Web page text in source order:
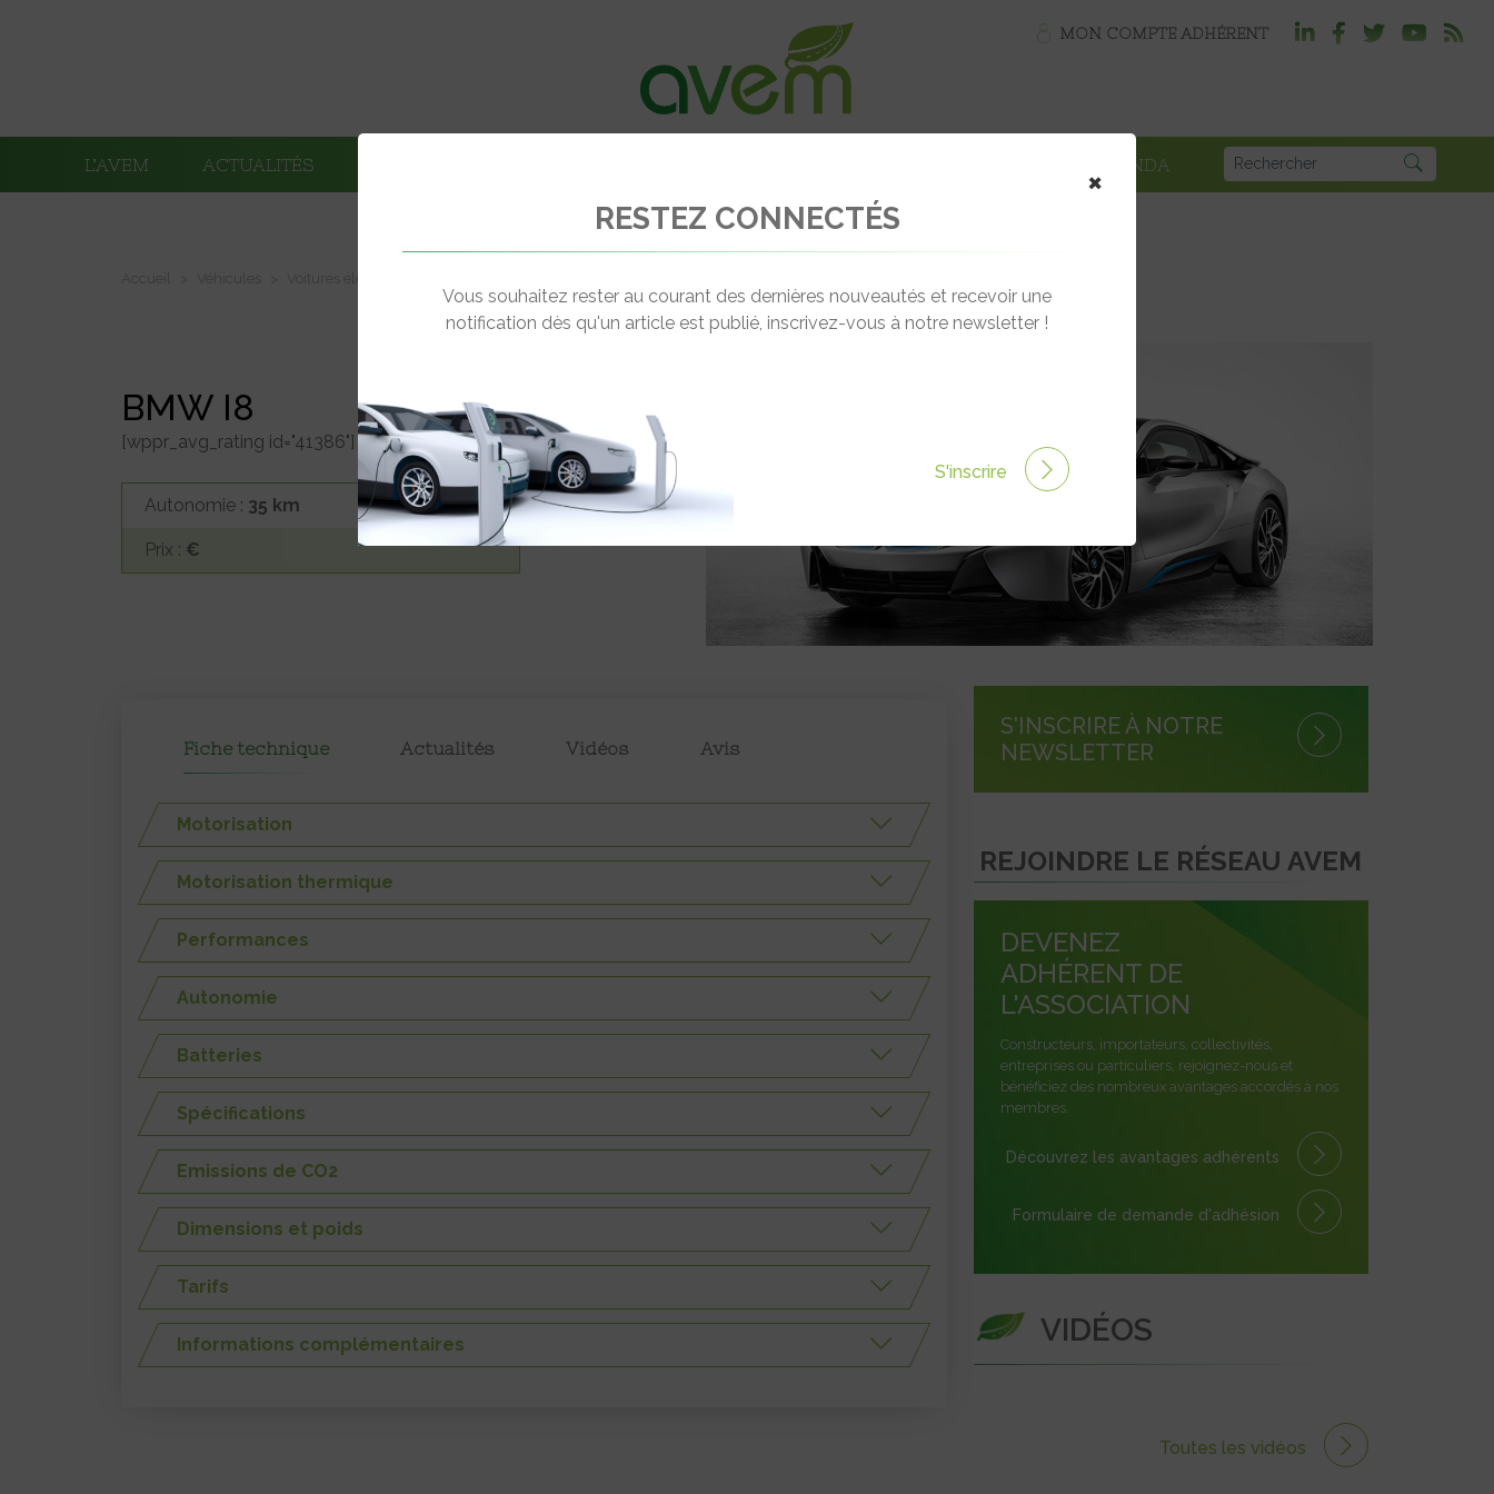
MON COMPTE ADHÉRENT
L’AVEM ACTUALITÉS AGENDA
BMW I8
[wppr_avg_rating id="41386"]
Autonomie : 35 km
Prix : €
Fiche technique Actualités Vidéos Avis
Motorisation
Motorisation thermique
Performances
Autonomie
Batteries
Spécifications
Emissions de CO2
Dimensions et poids
Tarifs
Informations complémentaires
S'INSCRIRE À NOTRE
NEWSLETTER
REJOINDRE LE RÉSEAU AVEM
DEVENEZ
ADHÉRENT DE
L'ASSOCIATION
Constructeurs, importateurs, collectivités,
entreprises ou particuliers, rejoignez-nous et
bénéficiez des nombreux avantages accordés à nos
membres.
Découvrez les avantages adhérents
Formulaire de demande d'adhésion
VIDÉOS
Toutes les vidéos
×
RESTEZ CONNECTÉS
Vous souhaitez rester au courant des dernières nouveautés et recevoir une
notification dès qu'un article est publié, inscrivez-vous à notre newsletter !
S'inscrire